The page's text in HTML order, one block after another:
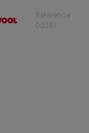
Référence
00381